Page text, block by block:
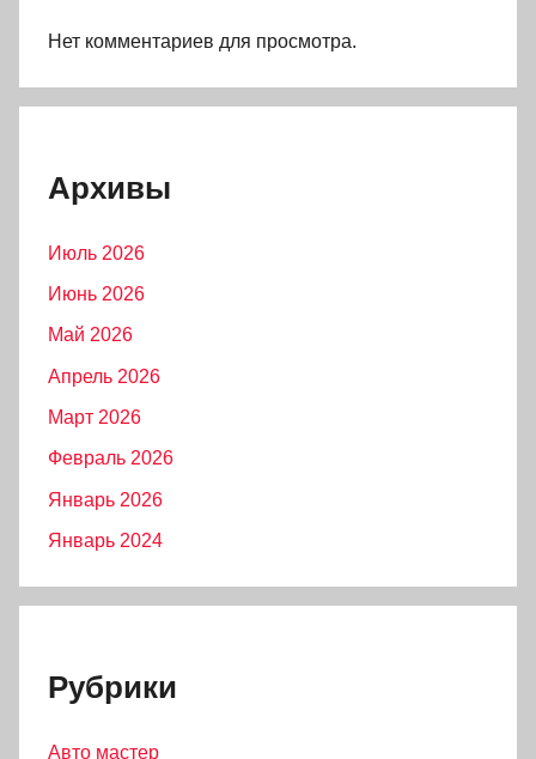
Нет комментариев для просмотра.
Архивы
Июль 2026
Июнь 2026
Май 2026
Апрель 2026
Март 2026
Февраль 2026
Январь 2026
Январь 2024
Рубрики
Авто мастер